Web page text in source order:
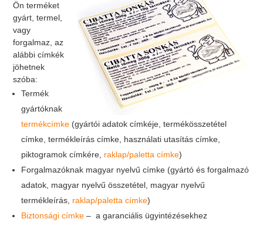
Ön terméket
gyárt, termel,
vagy
forgalmaz, az
alábbi címkék
jöhetnek
szóba:
Termék
gyártóknak
termékcímke (gyártói adatok címkéje, termékösszetétel
címke, termékleírás címke, használati utasítás címke,
piktogramok címkére, raklap/paletta címke)
Forgalmazóknak magyar nyelvű címke (gyártó és forgalmazó
adatok, magyar nyelvű összetétel, magyar nyelvű
termékleírás, raklap/paletta címke)
Biztonsági címke – a garanciális ügyintézésekhez